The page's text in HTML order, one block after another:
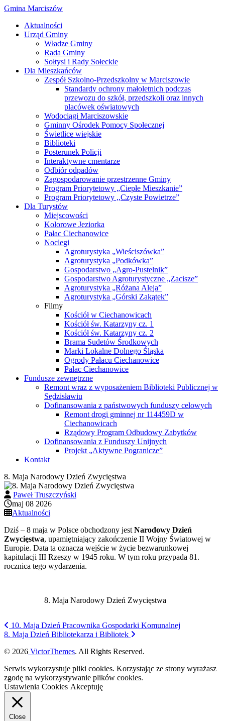
Gmina Marciszów
Aktualności
Urząd Gminy
Władze Gminy
Rada Gminy
Sołtysi i Rady Sołeckie
Dla Mieszkańców
Zespół Szkolno-Przedszkolny w Marciszowie
Standardy ochrony małoletnich podczas
przewozu do szkół, przedszkoli oraz innych
placówek oświatowych
Wodociągi Marciszowskie
Gminny Ośrodek Pomocy Społecznej
Świetlice wiejskie
Biblioteki
Posterunek Policji
Interaktywne cmentarze
Odbiór odpadów
Zagospodarowanie przestrzenne Gminy
Program Priorytetowy „Ciepłe Mieszkanie”
Program Priorytetowy ,,Czyste Powietrze”
Dla Turystów
Miejscowości
Kolorowe Jeziorka
Pałac Ciechanowice
Noclegi
Agroturystyka „Wieściszówka”
Agroturystyka „Podkówka”
Gospodarstwo „Agro-Pustelnik”
Gospodarstwo Agroturystyczne „Zacisze”
Agroturystyka „Różana Aleja”
Agroturystyka „Górski Zakątek”
Filmy
Kościół w Ciechanowicach
Kościół św. Katarzyny cz. 1
Kościół św. Katarzyny cz. 2
Brama Sudetów Środkowych
Marki Lokalne Dolnego Śląska
Ogrody Pałacu Ciechanowice
Pałac Ciechanowice
Fundusze zewnętrzne
Remont wraz z wyposażeniem Biblioteki Publicznej w
Sędzisławiu
Dofinansowania z państwowych funduszy celowych
Remont drogi gminnej nr 114459D w
Ciechanowicach
Rządowy Program Odbudowy Zabytków
Dofinansowania z Funduszy Unijnych
Projekt „Aktywne Pogranicze”
Kontakt
8. Maja Narodowy Dzień Zwycięstwa
Paweł Truszczyński
maj 08 2026
Aktualności
Dziś – 8 maja w Polsce obchodzony jest Narodowy Dzień
Zwycięstwa, upamiętniający zakończenie II Wojny Światowej w
Europie. Data ta oznacza wejście w życie bezwarunkowej
kapitulacji III Rzeszy w 1945 roku. W tym roku przypada 81.
rocznica tego wydarzenia.
8. Maja Narodowy Dzień Zwycięstwa
10. Maja Dzień Pracownika Gospodarki Komunalnej
8. Maja Dzień Bibliotekarza i Bibliotek
© 2026 VictorThemes. All Rights Reserved.
Serwis wykorzystuje pliki cookies. Korzystając ze strony wyrażasz
zgodę na wykorzystywanie plików cookies.
Ustawienia Cookies Akceptuję
Close